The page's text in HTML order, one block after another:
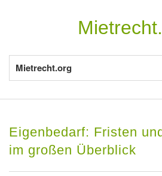
Mietrecht.org
Eigenbedarf: Fristen
im großen Überblick